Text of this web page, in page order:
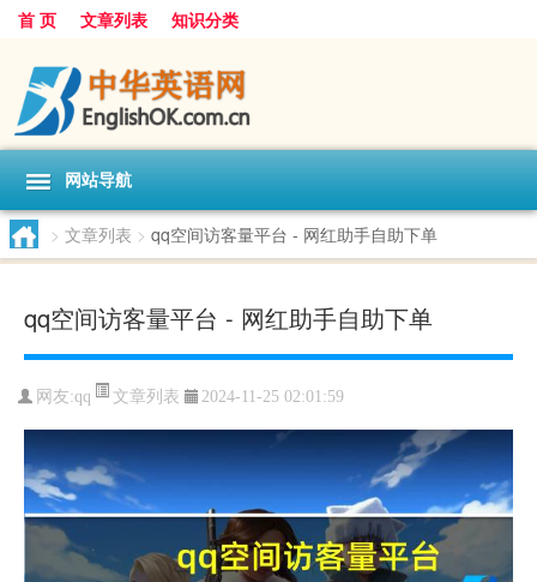
首 页 文章列表 知识分类
网站导航
> 文章列表 > qq空间访客量平台 - 网红助手自助下单
qq空间访客量平台 - 网红助手自助下单
网友:qq 文章列表 2024-11-25 02:01:59